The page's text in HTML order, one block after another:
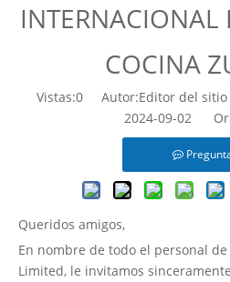
INTERNACIONAL
COCINA
Vistas:0 Autor:Editor del
2024-09-02
Queridos amigos,
En nombre de todo el personal
Limited, le invitamos